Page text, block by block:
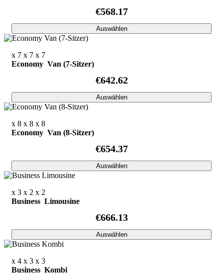
€568.17
Auswählen
x 7 x 7 x 7
Economy Van (7-Sitzer)
€642.62
Auswählen
x 8 x 8 x 8
Economy Van (8-Sitzer)
€654.37
Auswählen
x 3 x 2 x 2
Business Limousine
€666.13
Auswählen
x 4 x 3 x 3
Business Kombi